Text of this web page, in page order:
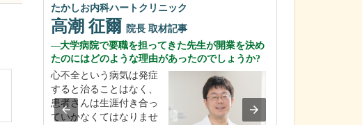
たかしお内科ハートクリニック
高潮 征爾 院長 取材記事
大学病院で要職を担ってきた先生が開業を決め
たのにはどのような理由があったのでしょうか?
心不全という病気は発症
すると治ることはなく、
患者さんは生涯付き合っ
ていかなくてはなりませ